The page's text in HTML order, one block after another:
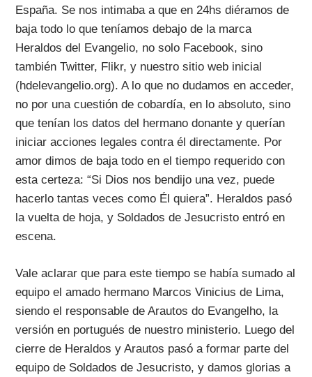
España. Se nos intimaba a que en 24hs diéramos de
baja todo lo que teníamos debajo de la marca
Heraldos del Evangelio, no solo Facebook, sino
también Twitter, Flikr, y nuestro sitio web inicial
(hdelevangelio.org). A lo que no dudamos en acceder,
no por una cuestión de cobardía, en lo absoluto, sino
que tenían los datos del hermano donante y querían
iniciar acciones legales contra él directamente. Por
amor dimos de baja todo en el tiempo requerido con
esta certeza: “Si Dios nos bendijo una vez, puede
hacerlo tantas veces como Él quiera”. Heraldos pasó
la vuelta de hoja, y Soldados de Jesucristo entró en
escena.
Vale aclarar que para este tiempo se había sumado al
equipo el amado hermano Marcos Vinicius de Lima,
siendo el responsable de Arautos do Evangelho, la
versión en portugués de nuestro ministerio. Luego del
cierre de Heraldos y Arautos pasó a formar parte del
equipo de Soldados de Jesucristo, y damos glorias a